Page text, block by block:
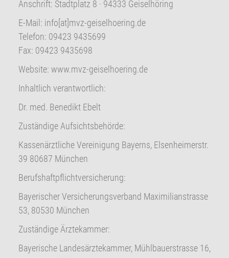
Anschrift: Stadtplatz 8 · 94333 Geiselhöring
E-Mail: info[at]mvz-geiselhoering.de
Telefon: 09423 9435699
Fax: 09423 9435698
Website: www.mvz-geiselhoering.de
Inhaltlich verantwortlich:
Dr. med. Benedikt Ebelt
Zuständige Aufsichtsbehörde:
Kassenärztliche Vereinigung Bayerns, Elsenheimerstr.
39 80687 München
Berufshaftpflichtversicherung:
Bayerischer Versicherungsverband Maximilianstrasse
53, 80530 München
Zuständige Ärztekammer:
Bayerische Landesärztekammer, Mühlbauerstrasse 16,